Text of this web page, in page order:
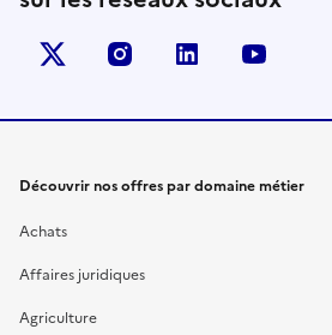
X (anciennement Twitter)
instagramlinkedin
Découvrir nos offres par domaine métier
Achats
Affaires juridiques
Agriculture